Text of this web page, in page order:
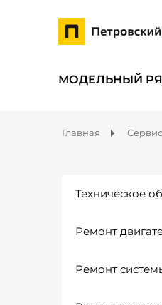
МОДЕЛЬНЫЙ
Главная Сервис
Техническое
Ремонт
Ремонт